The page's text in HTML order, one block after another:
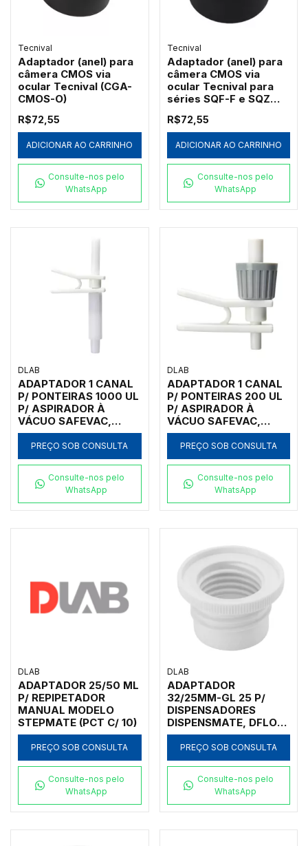
Tecnival
Adaptador (anel) para
câmera CMOS via
ocular Tecnival (CGA-
CMOS-O)
R$72,55
ADICIONAR AO CARRINHO
Consulte-nos pelo
WhatsApp
Tecnival
Adaptador (anel) para
câmera CMOS via
ocular Tecnival para
séries SQF-F e SQZ
R$72,55
ADICIONAR AO CARRINHO
Consulte-nos pelo
WhatsApp
DLAB
ADAPTADOR 1 CANAL
P/ PONTEIRAS 1000 UL
P/ ASPIRADOR À
VÁCUO SAFEVAC,
ECOVAC E SMARTVAC
PREÇO SOB CONSULTA
Consulte-nos pelo
WhatsApp
DLAB
ADAPTADOR 1 CANAL
P/ PONTEIRAS 200 UL
P/ ASPIRADOR À
VÁCUO SAFEVAC,
ECOVAC E SMARTVAC
PREÇO SOB CONSULTA
Consulte-nos pelo
WhatsApp
DLAB
ADAPTADOR 25/50 ML
P/ REPIPETADOR
MANUAL MODELO
STEPMATE (PCT C/ 10)
PREÇO SOB CONSULTA
Consulte-nos pelo
WhatsApp
DLAB
ADAPTADOR
32/25MM-GL 25 P/
DISPENSADORES
DISPENSMATE, DFLOW
E DTRITE
PREÇO SOB CONSULTA
Consulte-nos pelo
WhatsApp